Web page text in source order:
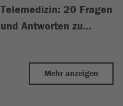
Telemedizin: 20 Fragen
und Antworten zu
Haftung, Datenschutz &
Mehr anzeigen